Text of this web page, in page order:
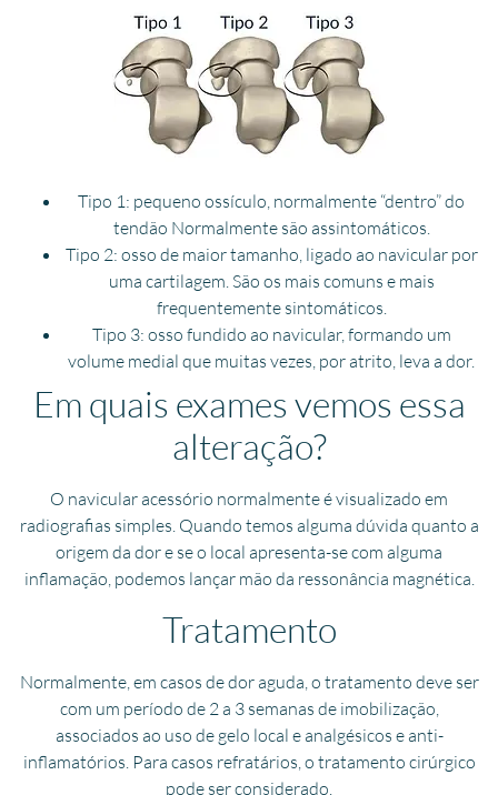
Tipo 1: pequeno ossículo, normalmente “dentro” do
tendão Normalmente são assintomáticos.
Tipo 2: osso de maior tamanho, ligado ao navicular por
uma cartilagem. São os mais comuns e mais
frequentemente sintomáticos.
Tipo 3: osso fundido ao navicular, formando um
volume medial que muitas vezes, por atrito, leva a dor.
Em quais exames vemos essa
alteração?
O navicular acessório normalmente é visualizado em
radiografias simples. Quando temos alguma dúvida quanto a
origem da dor e se o local apresenta-se com alguma
inflamação, podemos lançar mão da ressonância magnética.
Tratamento
Normalmente, em casos de dor aguda, o tratamento deve ser
com um período de 2 a 3 semanas de imobilização,
associados ao uso de gelo local e analgésicos e anti-
inflamatórios. Para casos refratários, o tratamento cirúrgico
pode ser considerado.